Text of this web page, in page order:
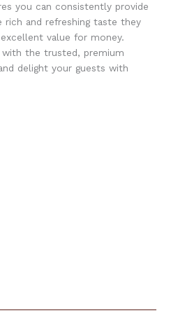
you can consistently provide
and refreshing taste they
value for money.
with the trusted, premium
delight your guests with